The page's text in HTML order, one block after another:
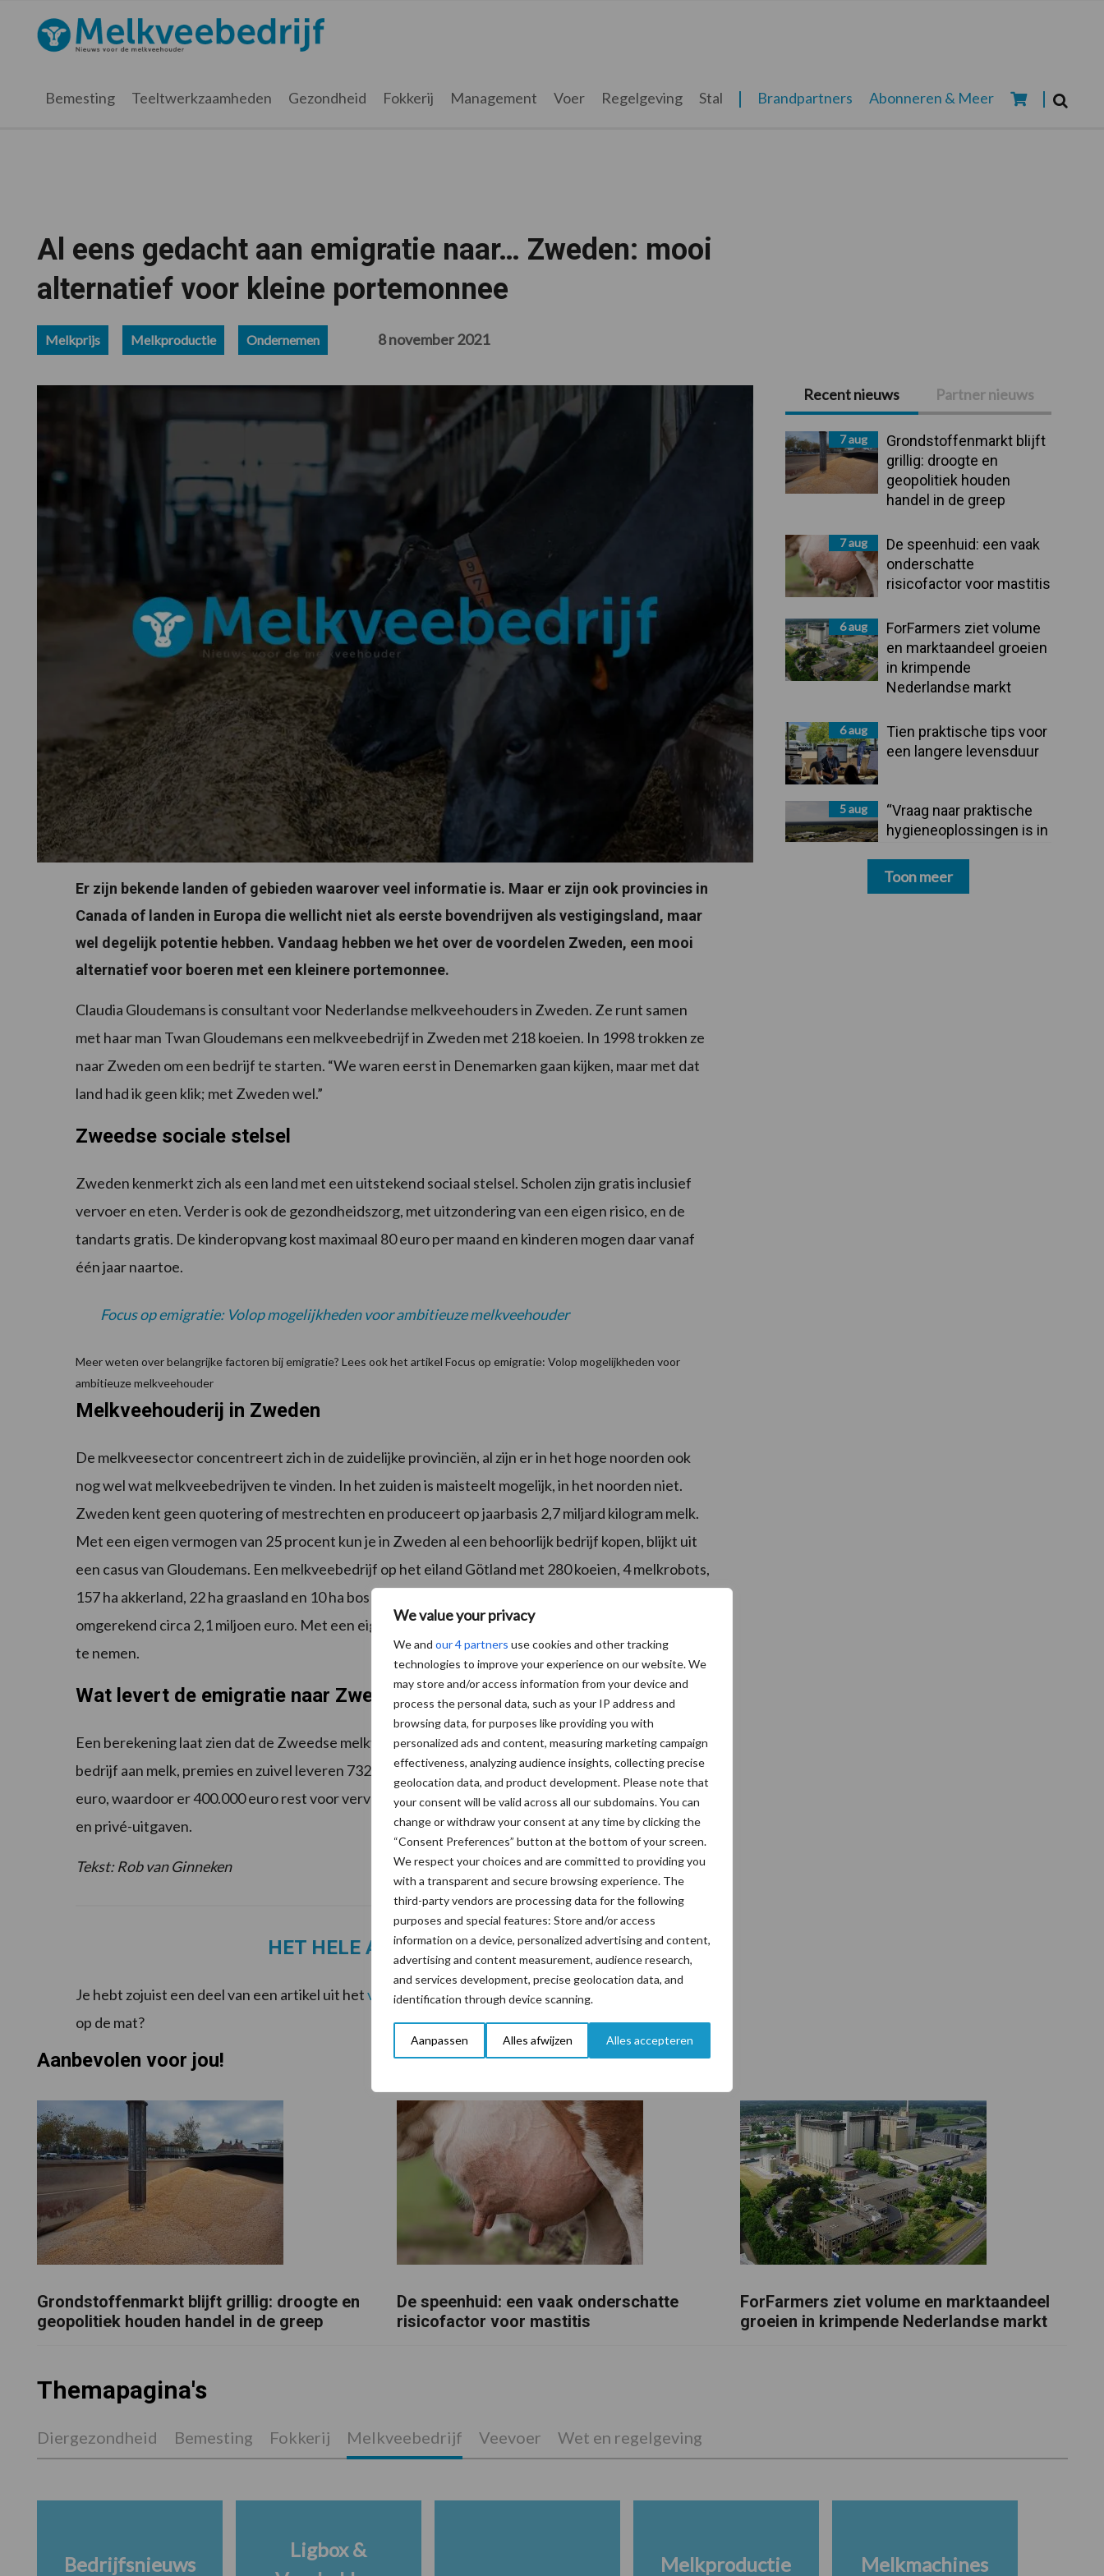
We value your privacy
We and our 4 partners use cookies and other tracking
technologies to improve your experience on our website. We
may store and/or access information from your device and
process the personal data, such as your IP address and
browsing data, for purposes like providing you with
personalized ads and content, measuring marketing campaign
effectiveness, analyzing audience insights, collecting precise
geolocation data, and product development. Please note that
your consent will be valid across all our subdomains. You can
change or withdraw your consent at any time by clicking the
“Consent Preferences” button at the bottom of your screen.
We respect your choices and are committed to providing you
with a transparent and secure browsing experience. The
third-party vendors are processing data for the following
purposes and special features: Store and/or access
information on a device, personalized advertising and content,
advertising and content measurement, audience research,
and services development, precise geolocation data, and
identification through device scanning.
Aanpassen Alles afwijzen Alles accepteren
hoofdnavigatie
hoofd
eerste
voettekst
Melkveebedrijf.nl
Bemesting Teeltwerkzaamheden Gezondheid Fokkerij Management Voer Regelgeving Stal Brandpartners Abonneren & Meer
Al eens gedacht aan emigratie naar… Zweden: mooi
alternatief voor kleine portemonnee
Melkprijs Melkproductie Ondernemen 8 november 2021
Er zijn bekende landen of gebieden waarover veel informatie is. Maar er zijn ook provincies in
Canada of landen in Europa die wellicht niet als eerste bovendrijven als vestigingsland, maar
wel degelijk potentie hebben. Vandaag hebben we het over de voordelen Zweden, een mooi
alternatief voor boeren met een kleinere portemonnee.
Claudia Gloudemans is consultant voor Nederlandse melkveehouders in Zweden. Ze runt samen
met haar man Twan Gloudemans een melkveebedrijf in Zweden met 218 koeien. In 1998 trokken ze
naar Zweden om een bedrijf te starten. “We waren eerst in Denemarken gaan kijken, maar met dat
land had ik geen klik; met Zweden wel.”
Zweedse sociale stelsel
Zweden kenmerkt zich als een land met een uitstekend sociaal stelsel. Scholen zijn gratis inclusief
vervoer en eten. Verder is ook de gezondheidszorg, met uitzondering van een eigen risico, en de
tandarts gratis. De kinderopvang kost maximaal 80 euro per maand en kinderen mogen daar vanaf
één jaar naartoe.
Focus op emigratie: Volop mogelijkheden voor ambitieuze melkveehouder
Meer weten over belangrijke factoren bij emigratie? Lees ook het artikel Focus op emigratie: Volop mogelijkheden voor
ambitieuze melkveehouder
Melkveehouderij in Zweden
De melkveesector concentreert zich in de zuidelijke provinciën, al zijn er in het hoge noorden ook
nog wel wat melkveebedrijven te vinden. In het zuiden is maisteelt mogelijk, in het noorden niet.
Zweden kent geen quotering of mestrechten en produceert op jaarbasis 2,7 miljard kilogram melk.
Met een eigen vermogen van 25 procent kun je in Zweden al een behoorlijk bedrijf kopen, blijkt uit
een casus van Gloudemans. Een melkveebedrijf op het eiland Götland met 280 koeien, 4 melkrobots,
157 ha akkerland, 22 ha graasland en 10 ha bos werd aangeboden voor 21 miljoen kronen,
omgerekend circa 2,1 miljoen euro. Met een eigen vermogen van 800.000 euro was dit bedrijf over
te nemen.
Wat levert de emigratie naar Zweden op?
Een berekening laat zien dat de Zweedse melkveehouderij goed rendeert. De opbrengsten op dit
bedrijf aan melk, premies en zuivel leveren 732.000 euro op. De kosten worden geschat op 345.000
euro, waardoor er 400.000 euro rest voor vervangingsinvesteringen, belastingen, rente en aflossing
en privé-uitgaven.
Tekst: Rob van Ginneken
HET HELE ARTIKEL LEZEN?
Je hebt zojuist een deel van een artikel uit hetvakblad Melkveebedrijfgelezen. Meer van dit, thuis
op de mat?
Primaire
Sidebar
Recent nieuws Partner nieuws
7 aug
Grondstoffenmarkt blijft
grillig: droogte en
geopolitiek houden
handel in de greep
7 aug
De speenhuid: een vaak
onderschatte
risicofactor voor mastitis
6 aug
ForFarmers ziet volume
en marktaandeel groeien
in krimpende
Nederlandse markt
6 aug
Tien praktische tips voor
een langere levensduur
5 aug
“Vraag naar praktische
hygieneoplossingen is in
Toon meer
Aanbevolen voor jou!
Grondstoffenmarkt blijft grillig: droogte en
geopolitiek houden handel in de greep
De speenhuid: een vaak onderschatte
risicofactor voor mastitis
ForFarmers ziet volume en marktaandeel
groeien in krimpende Nederlandse markt
Themapagina's
Diergezondheid Bemesting Fokkerij Melkveebedrijf Veevoer Wet en regelgeving
Bedrijfsnieuws
Ligbox &
Melkproductie Melkmachines